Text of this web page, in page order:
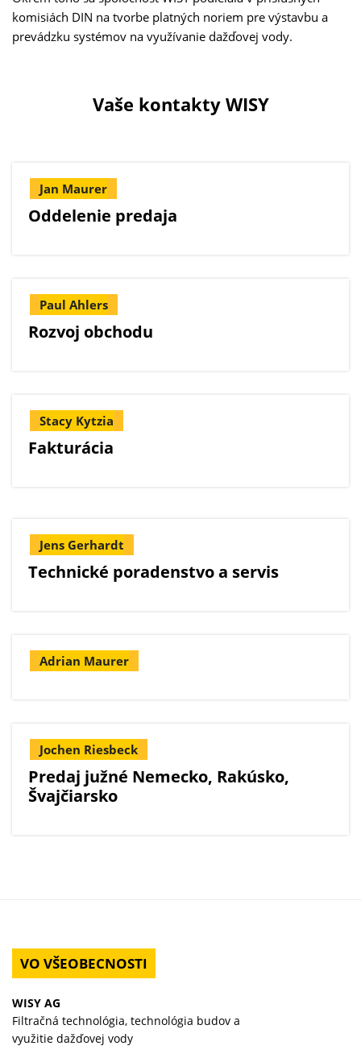
komisiách DIN na tvorbe platných noriem pre výstavbu a
prevádzku systémov na využívanie dažďovej vody.
Vaše kontakty WISY
Jan Maurer
Oddelenie predaja
Paul Ahlers
Rozvoj obchodu
Stacy Kytzia
Fakturácia
Jens Gerhardt
Technické poradenstvo a servis
Adrian Maurer
Jochen Riesbeck
Predaj južné Nemecko, Rakúsko,
Švajčiarsko
VO VŠEOBECNOSTI
WISY AG
Filtračná technológia, technológia budov a
využitie dažďovej vody